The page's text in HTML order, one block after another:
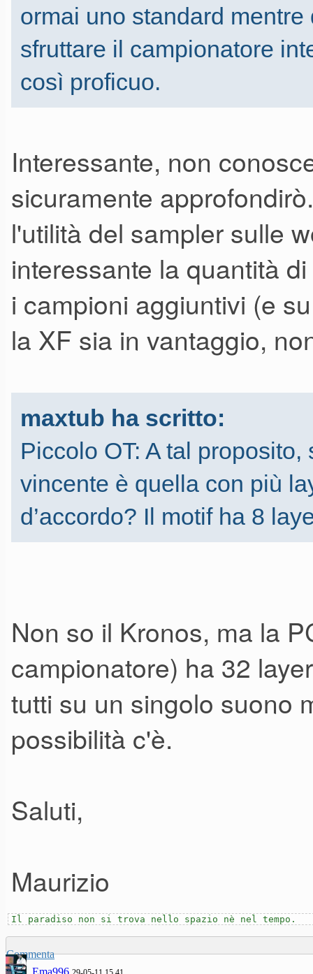
ormai uno standard
sfruttare il campionatore
così proficuo.
Interessante, non
sicuramente
l'utilità del sampler sulle
interessante la quantità
i campioni aggiuntivi (e
la XF sia in vantaggio,
maxtub ha scritto:
Piccolo OT: A tal
vincente è quella con più
d’accordo? Il motif ha 8
Non so il Kronos, ma la
campionatore) ha 32
tutti su un singolo suono
possibilità c'è.
Saluti,
Maurizio
Il paradiso non si trova nello spazio nè nel tempo.
Commenta